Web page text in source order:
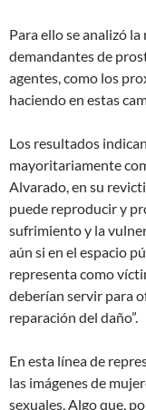
Para ello se analizó
demandantes de
agentes, como los
haciendo en estas
Los resultados
mayoritariamente
Alvarado, en su
puede reproducir y
sufrimiento y la
aún si en el espacio
representa como
deberían servir para
reparación del daño”.
En esta línea de
las imágenes de
sexuales, Algo que,